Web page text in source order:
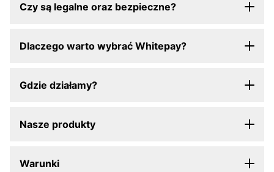
Czy są legalne oraz bezpieczne?
Dlaczego warto wybrać Whitepay?
Gdzie działamy?
Nasze produkty
Warunki